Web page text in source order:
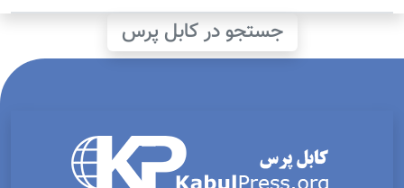
جستجو در کابل پرس